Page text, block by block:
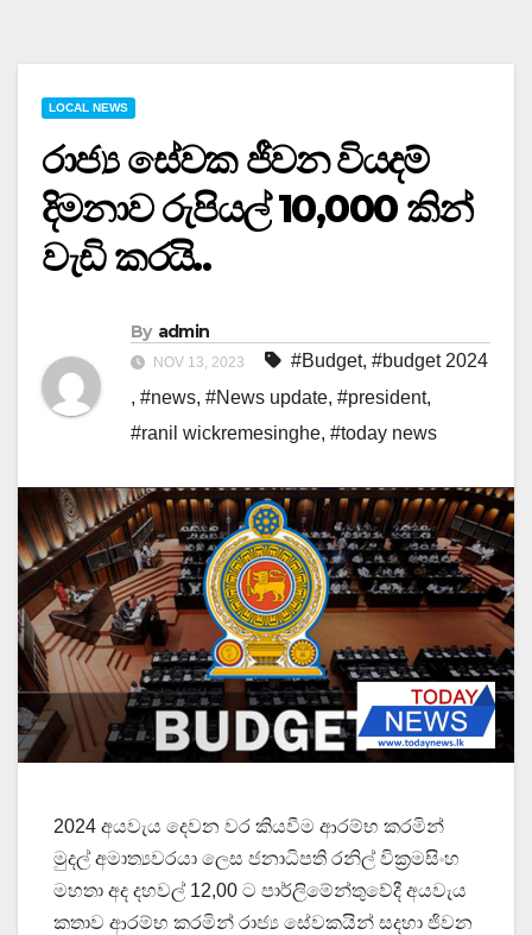
LOCAL NEWS
රාජ්‍ය සේවක ජීවන වියදම්
දිමනාව රුපියල් 10,000 කින්
වැඩි කරයි..
By admin
NOV 13, 2023 #Budget, #budget 2024
, #news, #News update, #president,
#ranil wickremesinghe, #today news
2024 අයවැය දෙවන වර කියවීම ආරම්භ කරමින්
මුදල් අමාත්‍යවරයා ලෙස ජනාධිපති රනිල් වික්‍රමසිංහ
මහතා අද දහවල් 12,00 ට පාර්ලිමේන්තුවේදී අයවැය
කතාව ආරම්භ කරමින් රාජ්‍ය සේවකයින් සදහා ජිවන